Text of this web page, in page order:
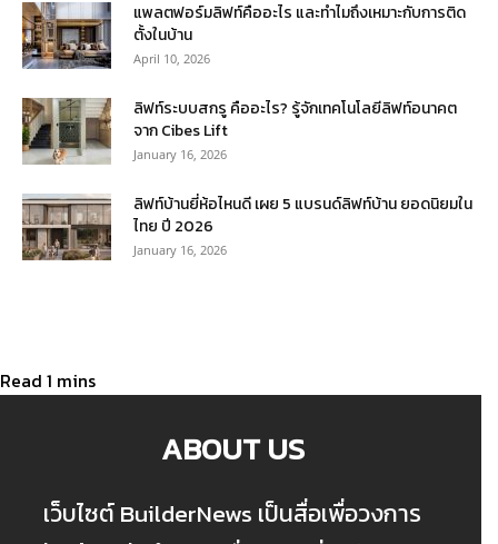
แพลตฟอร์มลิฟท์คืออะไร และทำไมถึงเหมาะกับการติด
ตั้งในบ้าน
April 10, 2026
ลิฟท์ระบบสกรู คืออะไร? รู้จักเทคโนโลยีลิฟท์อนาคต
จาก Cibes Lift
January 16, 2026
ลิฟท์บ้านยี่ห้อไหนดี เผย 5 แบรนด์ลิฟท์บ้าน ยอดนิยมใน
ไทย ปี 2026
January 16, 2026
ABOUT US
เว็บไซต์ BuilderNews เป็นสื่อเพื่อวงการ